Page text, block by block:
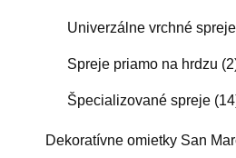
Univerzálne vrchné spreje
Spreje priamo na hrdzu
Špecializované spreje
Dekoratívne omietky San